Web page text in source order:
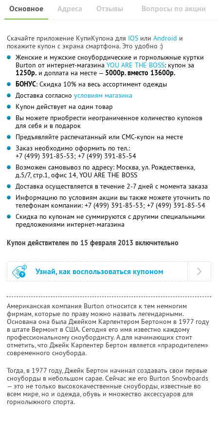
Основное Отзывы Вопросы по акции
Адреса
Скачайте приложение КупиКупона для IOS или Android и
покажите купон с экрана смартфона. Это удобно :)
Женские и мужские сноубордические и горнолыжные куртки
Burton от интернет-магазина YOU ARE THE BOSS: купон за
1250р. и доплата на месте — 5000р. вместо 13600р.
БОНУС: Скидка 10% на весь ассортимент одежды
Доставка согласно условиям магазина
Купон действует на один товар
Вы можете приобрести неограниченное количество купонов
для себя и в подарок
Предъявляйте распечатанный или СМС-купон на месте
Заказ необходимо оформить по тел.:
+7 (499) 391-85-53; +7 (499) 391-85-54
Возможен самовывоз по адресу: Москва, ул. Рождественка,
д.5/7, стр.1, офис 14, YOU ARE THE BOSS
Доставка осуществляется в течение 2-7 дней с момента заказа
Информацию по условиям акции вы также можете уточнить по
телефонам компании: +7 (499) 391-85-53; +7 (499) 391-85-54
Скидка по купонам не суммируются с другими специальными
предложениями интернет-магазина
Купон действителен по 15 февраля 2013 включительно
Узнай, как воспользоваться купоном
Американская компания Burton относится к тем немногим
фирмам, которые по праву можно назвать легендарными.
Основана она была Джейком Карпентером Бертоном в 1977 году
в штате Вермонт в США. Сегодня его имя известно каждому
профессиональному сноубордисту. А для начинающих стоит
отметить, что Джейк Карпентер Бертон является «прародителем»
современного сноуборда.
Тогда, в 1977 году, Джейк Бертон начинал создавать свои первые
сноуборды в небольшом сарае. Сейчас же его Burton Snowboards
— это не только высококачественные сноуборды, известные во
всем мире, но и одежда, обувь и множество аксессуаров для
горнолыжного спорта.